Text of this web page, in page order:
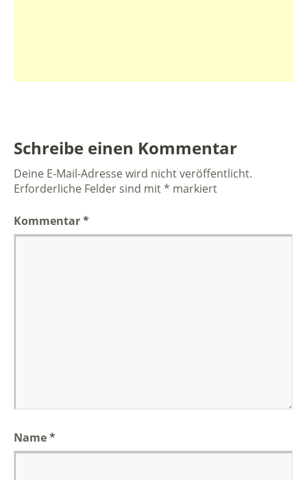
Schreibe einen Kommentar
Deine E-Mail-Adresse wird nicht veröffentlicht.
Erforderliche Felder sind mit* markiert
Kommentar*
Name*